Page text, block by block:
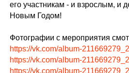
его участникам - и взрослым, и
Новым Годом!
Фотографии с мероприятия
https://vk.com/album-
https://vk.com/album-
https://vk.com/album-